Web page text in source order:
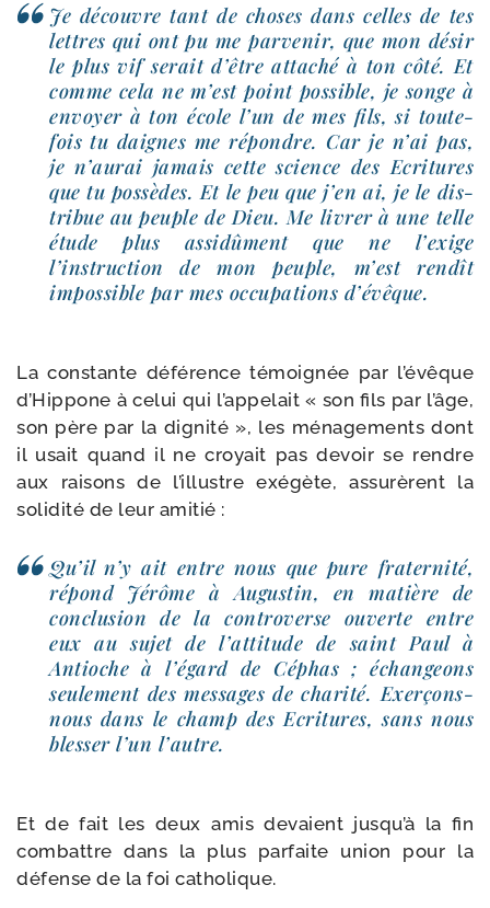
Je découvre tant de choses dans celles de tes
lettres qui ont pu me par­ve­nir, que mon désir
le plus vif serait d’être atta­ché à ton côté. Et
comme cela ne m’est point pos­sible, je songe à
envoyer à ton école l’un de mes fils, si tou­te­
fois tu daignes me répondre. Car je n’ai pas,
je n’aurai jamais cette science des Ecritures
que tu pos­sèdes. Et le peu que j’en ai, je le dis­
tri­bue au peuple de Dieu. Me livrer à une telle
étude plus assi­dû­ment que ne l’exige
l’instruction de mon peuple, m’est ren­dît
impos­sible par mes occu­pa­tions d’évêque.
La constante défé­rence témoi­gnée par l’évêque
d’Hippone à celui qui l’appelait « son fils par l’âge,
son père par la digni­té », les ména­ge­ments dont
il usait quand il ne croyait pas devoir se rendre
aux rai­sons de l’illustre exé­gète, assu­rèrent la
soli­di­té de leur amitié :
Qu’il n’y ait entre nous que pure fra­ter­ni­té,
répond Jérôme à Augustin, en matière de
conclu­sion de la contro­verse ouverte entre
eux au sujet de l’attitude de saint Paul à
Antioche à l’égard de Céphas ; échan­geons
seule­ment des mes­sages de cha­ri­té. Exerçons-​
nous dans le champ des Ecritures, sans nous
bles­ser l’un l’autre.
Et de fait les deux amis devaient jusqu’à la fin
com­battre dans la plus par­faite union pour la
défense de la foi catholique.